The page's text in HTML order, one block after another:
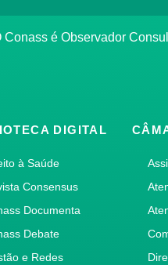
O Conass é Observador
DIGITAL
à Saúde
Consensus
Documenta
Debate
e Redes